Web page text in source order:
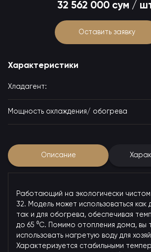
32 562 000 сум /
Оставить заявку
Характеристики
Хладагент:
Мощность охлаждения/ обогрева
Описание
Работающий на экологически
32. Модель может использоваться как
так и для обогрева, обеспечивая
до 65 ⁰C. Помимо отопления дома, вы
использовать нагретую воду для
Характеризуется стабильными